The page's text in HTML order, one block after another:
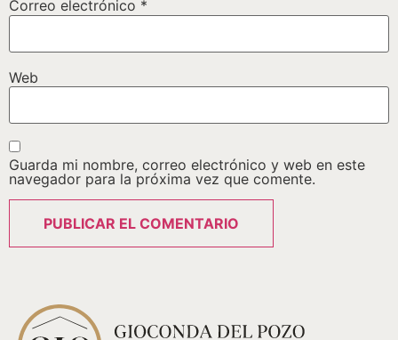
Correo electrónico *
Web
Guarda mi nombre, correo electrónico y web en este
navegador para la próxima vez que comente.